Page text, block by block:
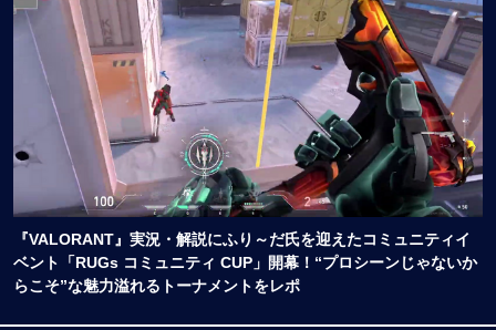
『VALORANT』実況・解説にふり～だ氏を迎えたコミュニティイ
ベント「RUGs コミュニティ CUP」開幕！“プロシーンじゃないか
らこそ”な魅力溢れるトーナメントをレポ